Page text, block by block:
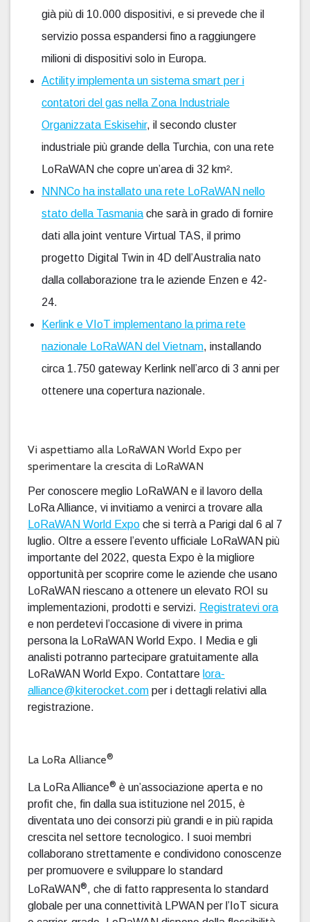
già più di 10.000 dispositivi, e si prevede che il
servizio possa espandersi fino a raggiungere
milioni di dispositivi solo in Europa.
Actility implementa un sistema smart per i
contatori del gas nella Zona Industriale
Organizzata Eskisehir, il secondo cluster
industriale più grande della Turchia, con una rete
LoRaWAN che copre un’area di 32 km².
NNNCo ha installato una rete LoRaWAN nello
stato della Tasmania che sarà in grado di fornire
dati alla joint venture Virtual TAS, il primo
progetto Digital Twin in 4D dell’Australia nato
dalla collaborazione tra le aziende Enzen e 42-
24.
Kerlink e VIoT implementano la prima rete
nazionale LoRaWAN del Vietnam, installando
circa 1.750 gateway Kerlink nell’arco di 3 anni per
ottenere una copertura nazionale.
Vi aspettiamo alla LoRaWAN World Expo per
sperimentare la crescita di LoRaWAN
Per conoscere meglio LoRaWAN e il lavoro della
LoRa Alliance, vi invitiamo a venirci a trovare alla
LoRaWAN World Expo che si terrà a Parigi dal 6 al 7
luglio. Oltre a essere l’evento ufficiale LoRaWAN più
importante del 2022, questa Expo è la migliore
opportunità per scoprire come le aziende che usano
LoRaWAN riescano a ottenere un elevato ROI su
implementazioni, prodotti e servizi. Registratevi ora
e non perdetevi l’occasione di vivere in prima
persona la LoRaWAN World Expo. I Media e gli
analisti potranno partecipare gratuitamente alla
LoRaWAN World Expo. Contattare lora-
alliance@kiterocket.com per i dettagli relativi alla
registrazione.
La LoRa Alliance®
La LoRa Alliance® è un’associazione aperta e no
profit che, fin dalla sua istituzione nel 2015, è
diventata uno dei consorzi più grandi e in più rapida
crescita nel settore tecnologico. I suoi membri
collaborano strettamente e condividono conoscenze
per promuovere e sviluppare lo standard
LoRaWAN®, che di fatto rappresenta lo standard
globale per una connettività LPWAN per l’IoT sicura